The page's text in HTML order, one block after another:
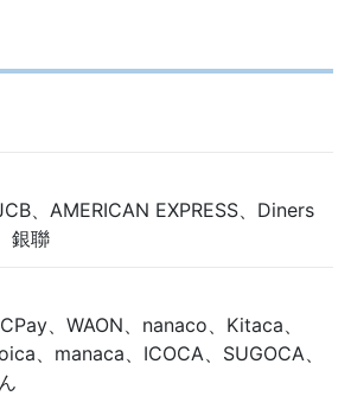
、AMERICAN EXPRESS、Diners
銀聯
、WAON、nanaco、Kitaca、
、manaca、ICOCA、SUGOCA、